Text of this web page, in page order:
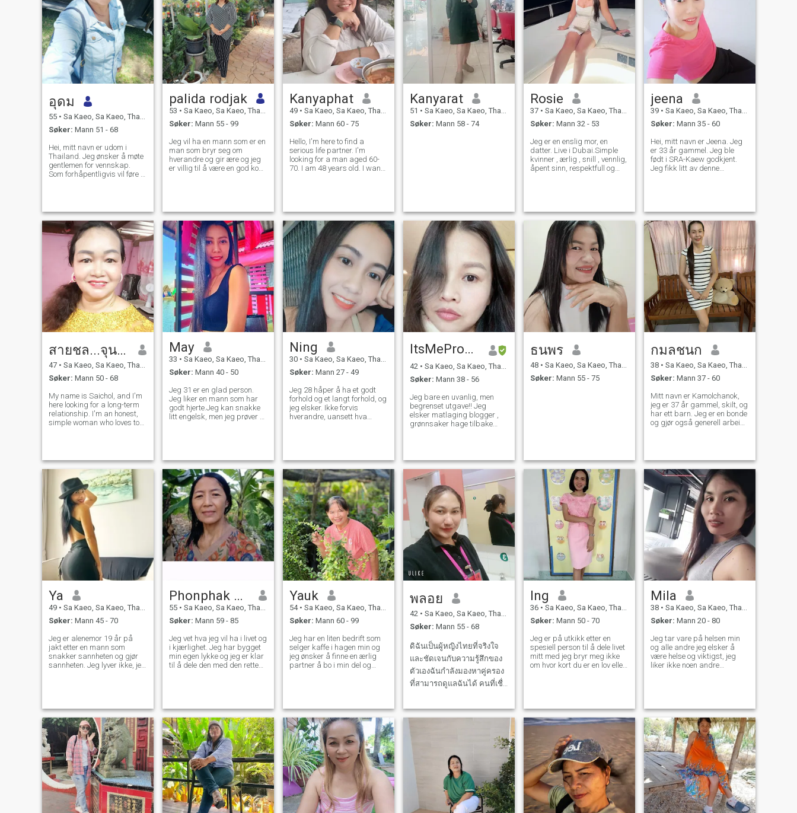
อุดม
55 • Sa Kaeo, Sa Kaeo, Thailand
Søker: Mann 51 - 68
Hei, mitt navn er udom i
Thailand. Jeg ønsker å møte
gentlemen for vennskap.
Som forhåpentligvis vil føre til
forstående. Hvis du er
interessert i å bli kjent med
meg og utvikle et forhold med
en omsorgsfull thai kvinne.
Vennligst føl deg fri til å
kontakte.
palida rodjak
53 • Sa Kaeo, Sa Kaeo, Thailand
Søker: Mann 55 - 99
Jeg vil ha en mann som er en
man som bryr seg om
hverandre og gir ære og jeg
er villig til å være en god kone
landbruk hjemme jeg har
land, men et hjem ønsker en
partner som bor sammen så
lykkelige ønsker å være
venner til å ta vare på alle
klar til slutt forsikring
kjærlighet tar livet i bytte
hjerte håper du er den rette
hvis Jeg vil ha et langsiktig
forhold, og noen som setter
pris på meg, og det er det
jeg vil. I am a widow. Jeg er
en enke. I'm a widower, I am
widowed. My husband died
mann døde, og jeg har to
barn, men jeg er ikke gift. -
De er ikke en byrde. - Nei, de
er ikke noe å bekymre seg
en mann som er en mann,
som tar vare på hverandre
og respekterer meg, og jeg
ønsker å være sammen med
Kanyaphat
49 • Sa Kaeo, Sa Kaeo, Thailand
Søker: Mann 60 - 75
Hello, I'm here to find a
serious life partner. I'm
looking for a man aged 60-
70. I am 48 years old. I want
hope to cook for someone I
love and who
Kanyarat
51 • Sa Kaeo, Sa Kaeo, Thailand
Søker: Mann 58 - 74
Rosie
37 • Sa Kaeo, Sa Kaeo, Thailand
Søker: Mann 32 - 53
Jeg er en enslig mor, en
datter. Live i Dubai.Simple
kvinner , ærlig , snill , vennlig,
åpent sinn, respektfull og
på jakt etter seriøse forhold.
jeena
39 • Sa Kaeo, Sa Kaeo, Thailand
Søker: Mann 35 - 60
Hei, mitt navn er Jeena. Jeg
er 33 år gammel. Jeg ble
født i SRA-Kaew godkjent.
Jeg fikk litt av denne
jeg en healthome. Og ikke
drikk alkohol. Mine hobbyer
er gruvedrift, løping og
beiting av bøker, kjøring på
foretrees, fjell, Jeg føler meg
glad når jeg ser etter folk
som jeg elsker. På dagen
min koker jeg for mor og er
mor i dag. Min favorittmat er
"Somam" jeg går vanligvis
for å hjelpe min mor i arbeid.
Jeg er ærlig, sinker,
takknemlig, sterk og glad.
Jeg har 2 hunder som
nå enkel. Jeg har ikke barn. I
tarmen ønsker jeg å bygge
en familie og ha et barn.
สายชล...จุนสำโรง
47 • Sa Kaeo, Sa Kaeo, Thailand
Søker: Mann 50 - 68
My name is Saichol, and I'm
here looking for a long-term
relationship. I'm an honest,
simple woman who loves to
towards everyone. I'm here to
find a good life partner who l
May
33 • Sa Kaeo, Sa Kaeo, Thailand
Søker: Mann 40 - 50
Jeg 31 er en glad person.
Jeg liker en mann som har
godt hjerte.Jeg kan snakke
litt engelsk, men jeg prøver å
vite mer om livet mitt.
Ning
30 • Sa Kaeo, Sa Kaeo, Thailand
Søker: Mann 27 - 49
Jeg 28 håper å ha et godt
forhold og et langt forhold, og
jeg elsker. Ikke forvis
hverandre, uansett hva
snakke med meg fordi det er
bortkastet tid, jeg er en
kvinne med tatoveringer, ikke
vakker, ikke hvit, men hvis
noen vil bli kjent med deg,
ikke se utenfor. Du kommer
aldri til å vite hva slags
person jeg er inni.
ItsMeProud🕊
42 • Sa Kaeo, Sa Kaeo, Thailand
Søker: Mann 38 - 56
Jeg bare en uvanlig, men
begrenset utgave!! Jeg
elsker matlaging blogger ,
grønnsaker hage tilbake
annen læring andre langage
et!!
ธนพร
48 • Sa Kaeo, Sa Kaeo, Thailand
Søker: Mann 55 - 75
กมลชนก
38 • Sa Kaeo, Sa Kaeo, Thailand
Søker: Mann 37 - 60
Mitt navn er Kamolchanok,
jeg er 37 år gammel, skilt, og
har ett barn. Jeg er en bonde
og gjør også generell arbeid.
for å møte en mann som vil
være mitt liv partner og være
ved min side. Jeg er en
positiv og godhjertet kvinne.
Jeg er klar og villig til å møte
en mann som vil komme inn i
livet mitt og akseptere meg
og mitt barn, og som vil være
klar til å leve med meg i
Thailand eller i utlandet Når
vi møtes, vil vi snakke og
diskutere ting som er gode,
og jeg er klar til å åpne mitt
hjerte og akseptere alle som
er villige til å akseptere meg.
- Jeg venter. - Ja, det gjør jeg.
Ya
49 • Sa Kaeo, Sa Kaeo, Thailand
Søker: Mann 45 - 70
Jeg er alenemor 19 år på
jakt etter en mann som
snakker sannheten og gjør
sannheten. Jeg lyver ikke, jeg
sertifikat. Jeg er ikke sikker
på at jeg er gammel, ingen
vil ha meg, jeg vil bare
begynne å jobbe fra sentrum
hvor mange ganger vil du
falle og jeg kommer ikke til å
være i stand til å få livet mitt
gjort. Jeg skal prøve å stå
opp igjen alene. Jeg mistet
jobben etter covid. Det er
bare en frisørsalong i
landsbyen. Jeg er en liten
Phonphak kaewmuanggang
55 • Sa Kaeo, Sa Kaeo, Thailand
Søker: Mann 59 - 85
Jeg vet hva jeg vil ha i livet og
i kjærlighet. Jeg har bygget
min egen lykke og jeg er klar
til å dele den med den rette
Yauk
54 • Sa Kaeo, Sa Kaeo, Thailand
Søker: Mann 60 - 99
Jeg har en liten bedrift som
selger kaffe i hagen min og
jeg ønsker å finne en ærlig
partner å bo i min del og
kvinner, men jeg er gammel,
men jeg har min egen
virksomhet og jeg vil finne en
partner å leve med, definitivt
og ta vare på hverandre på
slutten av livet bare Det er
bedre å få penger fra det
harde arbeidet mitt. Det er
opp til mannen å hjelpe og
nå ut. Men jeg tjener til livets
opphold. Jeg ber aldri om
penger fra menn. Jeg håper
พลอย
42 • Sa Kaeo, Sa Kaeo, Thailand
Søker: Mann 55 - 68
ดิฉันเป็นผู้หญิงไทยที่จริงใจ
และชัดเจนกับความรู้สึกของ
ตัวเองฉันกำลังมองหาคู่ครอง
ที่สามารถดูแลฉันได้ คนที่เชื่อ
สนับสนุนคนที่ตนรักเป็น
Ing
36 • Sa Kaeo, Sa Kaeo, Thailand
Søker: Mann 50 - 70
Jeg er på utkikk etter en
spesiell person til å dele livet
mitt med jeg bryr meg ikke
om hvor kort du er en lov eller
klar for fat bygge kjent.
Mila
38 • Sa Kaeo, Sa Kaeo, Thailand
Søker: Mann 20 - 80
Jeg tar vare på helsen min
og alle andre jeg elsker å
være helse og viktigst, jeg
liker ikke noen andre